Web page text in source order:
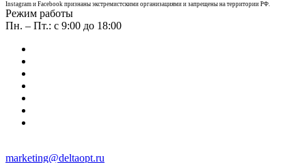
Instagram и Facebook признаны экстремистскими организациями и запрещены на территории РФ.
Режим работы
Пн. – Пт.: с 9:00 до 18:00
marketing@deltaopt.ru